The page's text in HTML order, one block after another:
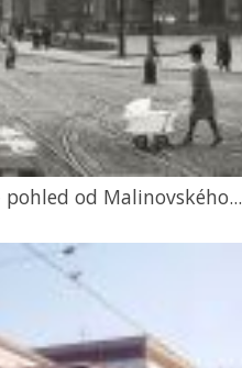
pohled od Malinovského...